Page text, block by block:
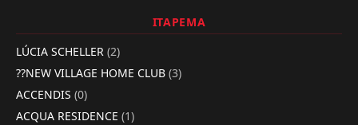
ITAPEMA
LÚCIA SCHELLER (2)
??NEW VILLAGE HOME CLUB (3)
ACCENDIS (0)
ACQUA RESIDENCE (1)